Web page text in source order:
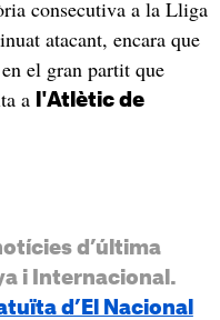
consecutiva a la Lliga
atacant, encara que
en el gran partit que
a
l'Atlètic de
d’última
i Internacional.
d’El Nacional